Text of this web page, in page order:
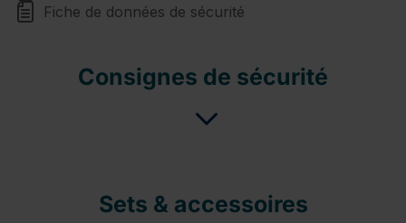
Fiche de données de sécurité
Consignes de sécurité
Sets & accessoires